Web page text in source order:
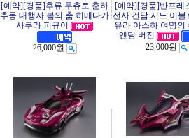
[예약][경품]후류 무츄토 춘하
추동 대행자 봄의 춤 히메다카
사쿠라 피규어
26,000원
[예약][경품]반프레
전사 건담 시드 이볼
유라 아스하 여명의
엔딩 버전
23,000원